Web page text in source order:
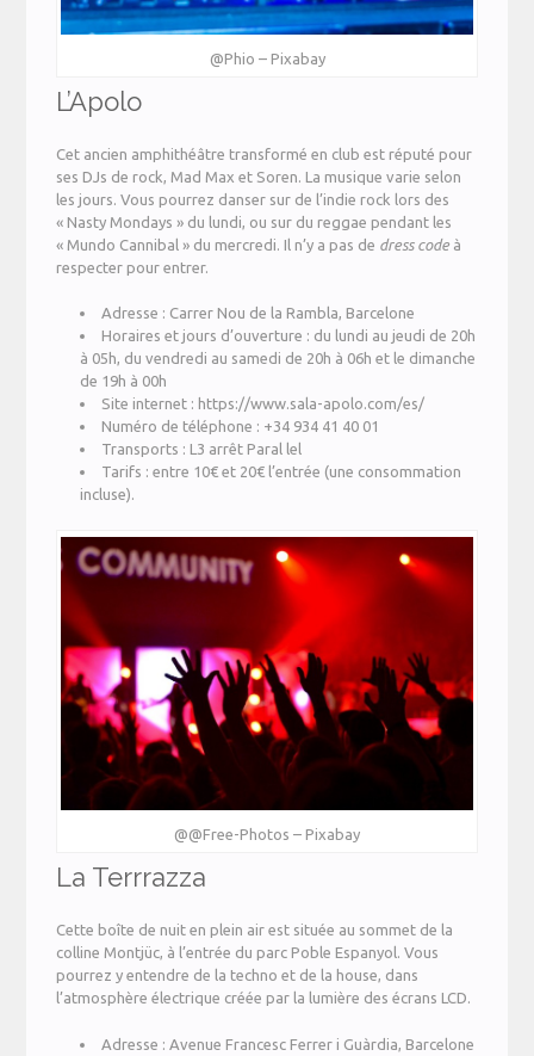
@Phio – Pixabay
L’Apolo
Cet ancien amphithéâtre transformé en club est réputé pour
ses DJs de rock, Mad Max et Soren. La musique varie selon
les jours. Vous pourrez danser sur de l’indie rock lors des
« Nasty Mondays » du lundi, ou sur du reggae pendant les
« Mundo Cannibal » du mercredi. Il n’y a pas de dress code à
respecter pour entrer.
Adresse : Carrer Nou de la Rambla, Barcelone
Horaires et jours d’ouverture : du lundi au jeudi de 20h
à 05h, du vendredi au samedi de 20h à 06h et le dimanche
de 19h à 00h
Site internet : https://www.sala-apolo.com/es/
Numéro de téléphone : +34 934 41 40 01
Transports : L3 arrêt Paral lel
Tarifs : entre 10€ et 20€ l’entrée (une consommation
incluse).
@@Free-Photos – Pixabay
La Terrrazza
Cette boîte de nuit en plein air est située au sommet de la
colline Montjüc, à l’entrée du parc Poble Espanyol. Vous
pourrez y entendre de la techno et de la house, dans
l’atmosphère électrique créée par la lumière des écrans LCD.
Adresse : Avenue Francesc Ferrer i Guàrdia, Barcelone